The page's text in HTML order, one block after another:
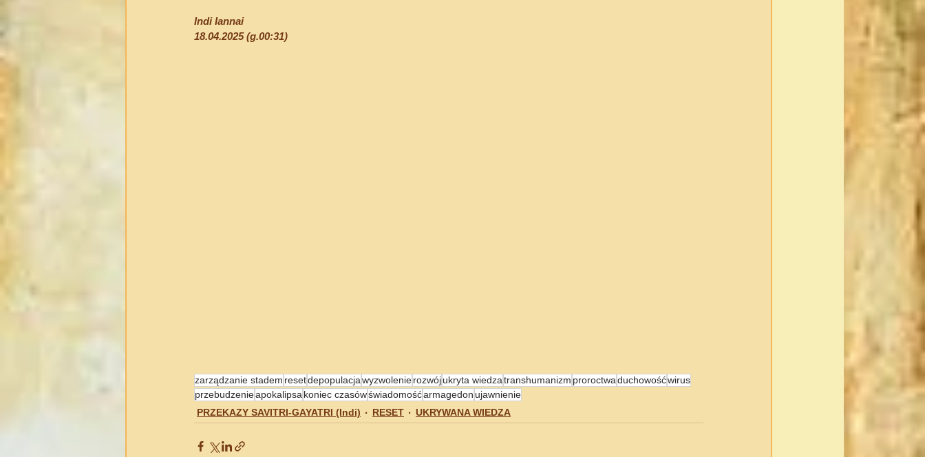
Indi Iannai
18.04.2025 (g.00:31)
zarządzanie stadem resetdepopulacjawyzwolenierozwójukryta wiedzatranshumanizm proroctwaduchowośćwirus
przebudzenieapokalipsa koniec czasówświadomośćarmagedon ujawnienie
PRZEKAZY SAVITRI-GAYATRI (Indi)
RESET UKRYWANA WIEDZA